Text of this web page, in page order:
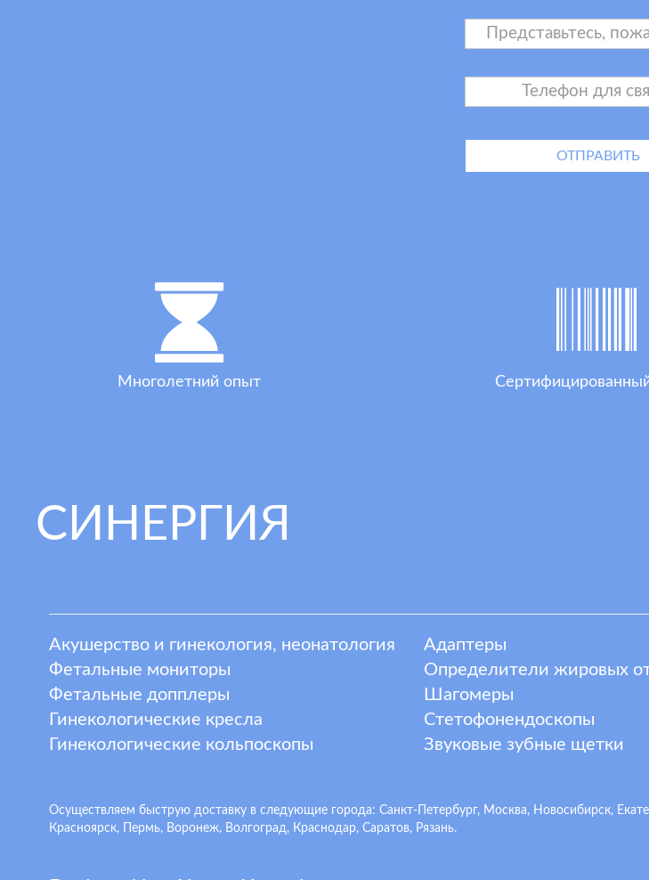
Многолетний опыт
СИНЕРГИЯ
Акушерство и гинекология, неонатология
Фетальные мониторы
Фетальные допплеры
Гинекологические кресла
Гинекологические кольпоскопы
Адаптеры
Определители жировых
Шагомеры
Стетофонендоскопы
Звуковые зубные щетки
Осуществляем быструю доставку в следующие города: Санкт-Петербург, Москва, Новосибирск,
Красноярск, Пермь, Воронеж, Волгоград, Краснодар, Саратов, Рязань.